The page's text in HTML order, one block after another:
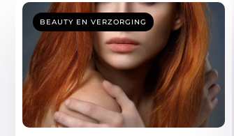
BEAUTY EN VERZORGING